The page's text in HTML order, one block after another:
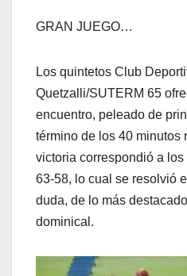
GRAN JUEGO…
Los quintetos Club
Quetzalli/SUTERM 65
encuentro, peleado de
término de los 40 minutos
victoria correspondió a
63-58, lo cual se resolvió
duda, de lo más
dominical.